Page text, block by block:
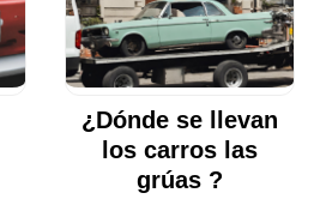
¿Dónde se llevan
los carros las
grúas ?